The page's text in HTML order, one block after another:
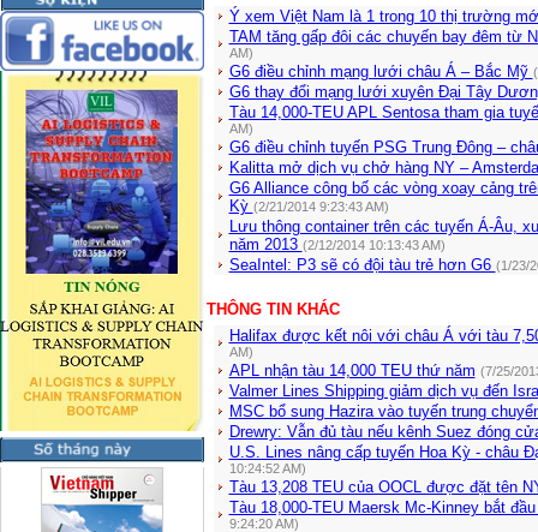
Ý xem Việt Nam là 1 trong 10 thị trường
TAM tăng gấp đôi các chuyến bay đêm từ
AM)
G6 điều chỉnh mạng lưới châu Á – Bắc Mỹ
G6 thay đổi mạng lưới xuyên Đại Tây
Tàu 14,000-TEU APL Sentosa tham gia
AM)
G6 điều chỉnh tuyến PSG Trung Đông –
Kalitta mở dịch vụ chở hàng NY –
G6 Alliance công bố các vòng xoay cảng
Kỳ (2/21/2014 9:23:43 AM)
Lưu thông container trên các tuyến Á-Âu,
năm 2013 (2/12/2014 10:13:43 AM)
SeaIntel: P3 sẽ có đội tàu trẻ hơn G6 (1/23/
THÔNG TIN KHÁC
Halifax được kết nôi với châu Á với tàu
AM)
APL nhận tàu 14,000 TEU thứ năm (7/25/
Valmer Lines Shipping giảm dịch vụ đến
MSC bổ sung Hazira vào tuyến trung
Drewry: Vẫn đủ tàu nếu kênh Suez đóng
U.S. Lines nâng cấp tuyến Hoa Kỳ - châu
10:24:52 AM)
Tàu 13,208 TEU của OOCL được đặt tên
Tàu 18,000-TEU Maersk Mc-Kinney bắt
9:24:20 AM)